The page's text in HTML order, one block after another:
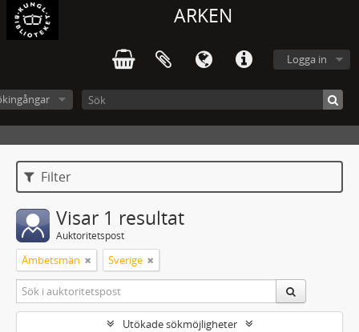
ARKEN
Logga in
Filter
Visar 1 resultat
Auktoritetspost
Ämbetsmän Sverige
Utökade sökmöjligheter